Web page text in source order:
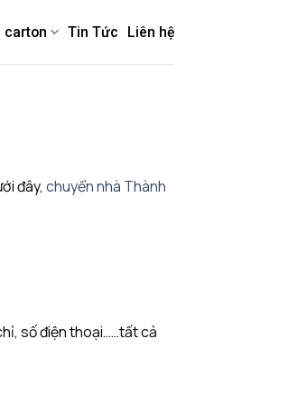
carton Tin Tức Liên hệ
đây, chuyển nhà Thành
số điện thoại……tất cả